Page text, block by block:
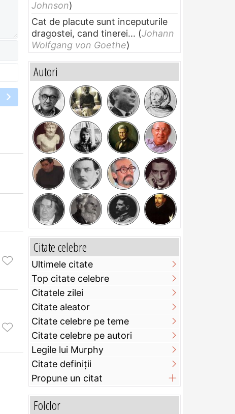
Johnson)
Cat de placute sunt inceputurile
dragostei, cand tinerei... (Johann
Wolfgang von Goethe)
Autori
Citate celebre
Ultimele citate
Top citate celebre
Citatele zilei
Citate aleator
Citate celebre pe teme
Citate celebre pe autori
Legile lui Murphy
Citate definiţii
Propune un citat
Folclor